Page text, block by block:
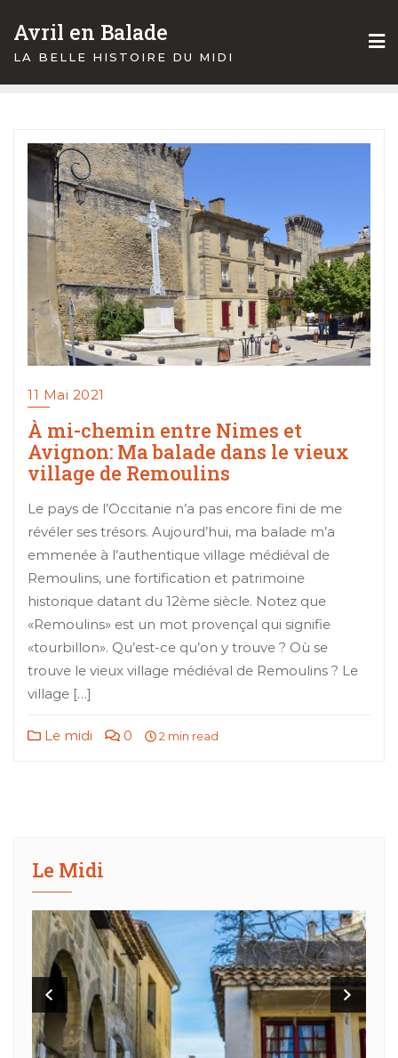
content
Avril en Balade
LA BELLE HISTOIRE DU MIDI
11 Mai 2021
À mi-chemin entre Nimes et
Avignon: Ma balade dans le vieux
village de Remoulins
Le pays de l’Occitanie n’a pas encore fini de me
révéler ses trésors. Aujourd’hui, ma balade m’a
emmenée à l’authentique village médiéval de
Remoulins, une fortification et patrimoine
historique datant du 12ème siècle. Notez que
«Remoulins» est un mot provençal qui signifie
«tourbillon». Qu’est-ce qu’on y trouve ? Où se
trouve le vieux village médiéval de Remoulins ? Le
village […]
Le midi 0 2 min read
Le Midi